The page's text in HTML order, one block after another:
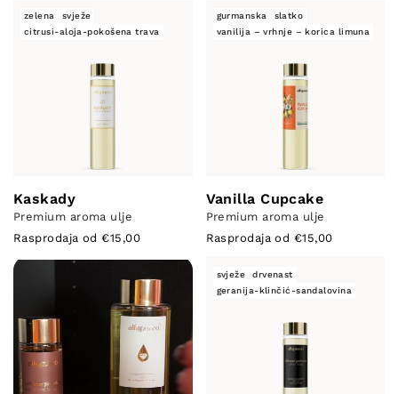
vas.
zelena
svježe
citrusi-aloja-pokošena trava
Kaskady
Premium aroma ulje
Rasprodaja od €15,00
gurmanska
slatko
vanilija – vrhnje – korica limuna
Vanilla Cupcake
Premium aroma ulje
Rasprodaja od €15,00
svježe
drvenast
geranija-klinčić-sandalovina